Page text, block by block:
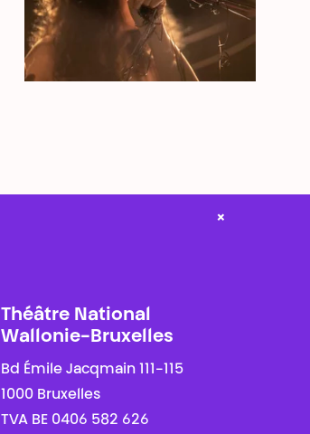
×
Théâtre National
Wallonie-Bruxelles
Bd Émile Jacqmain 111-115
1000 Bruxelles
TVA BE 0406 582 626